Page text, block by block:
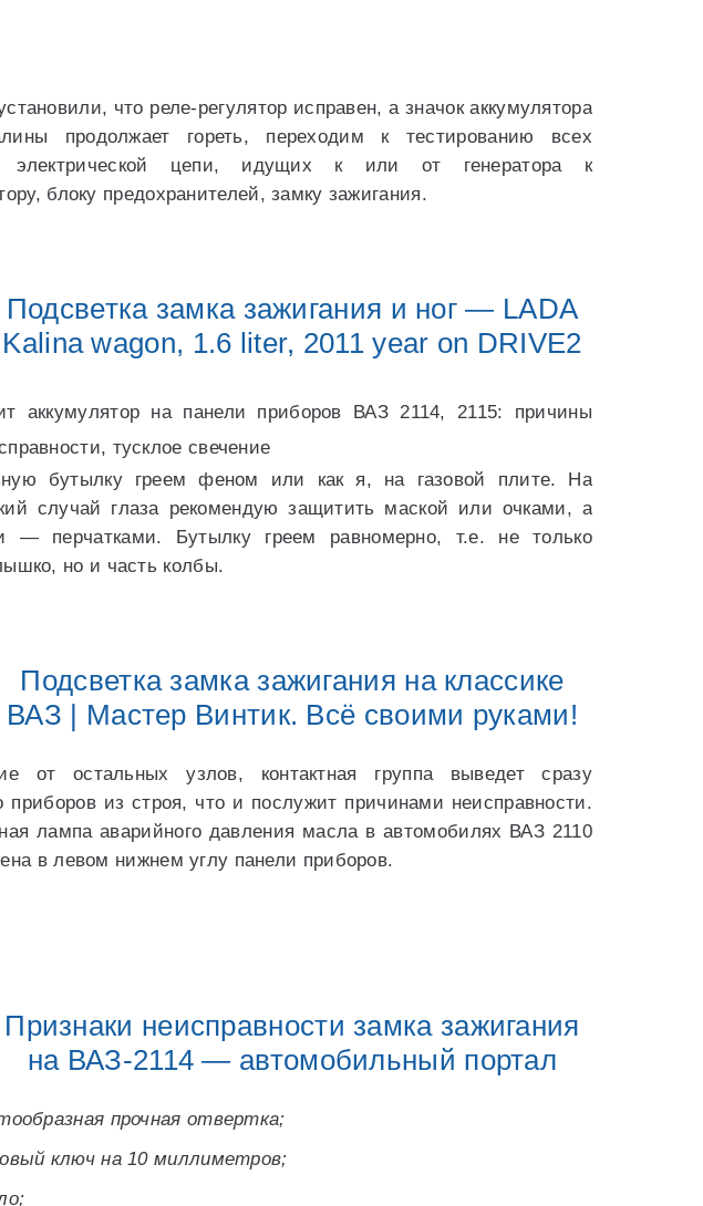
что реле-регулятор исправен, а значок аккумулятора
продолжает гореть, переходим к тестированию всех
электрической цепи, идущих к или от генератора к
блоку предохранителей, замку зажигания.
Подсветка замка зажигания и ног — LADA
Kalina wagon, 1.6 liter, 2011 year on DRIVE2
аккумулятор на панели приборов ВАЗ 2114, 2115: причины
тусклое свечение
бутылку греем феном или как я, на газовой плите. На
случай глаза рекомендую защитить маской или очками, а
— перчатками. Бутылку греем равномерно, т.е. не только
но и часть колбы.
Подсветка замка зажигания на классике
ВАЗ | Мастер Винтик. Всё своими руками!
от остальных узлов, контактная группа выведет сразу
приборов из строя, что и послужит причинами неисправности.
лампа аварийного давления масла в автомобилях ВАЗ 2110
в левом нижнем углу панели приборов.
Признаки неисправности замка зажигания
на ВАЗ-2114 — автомобильный портал
прочная отвертка;
ключ на 10 миллиметров;